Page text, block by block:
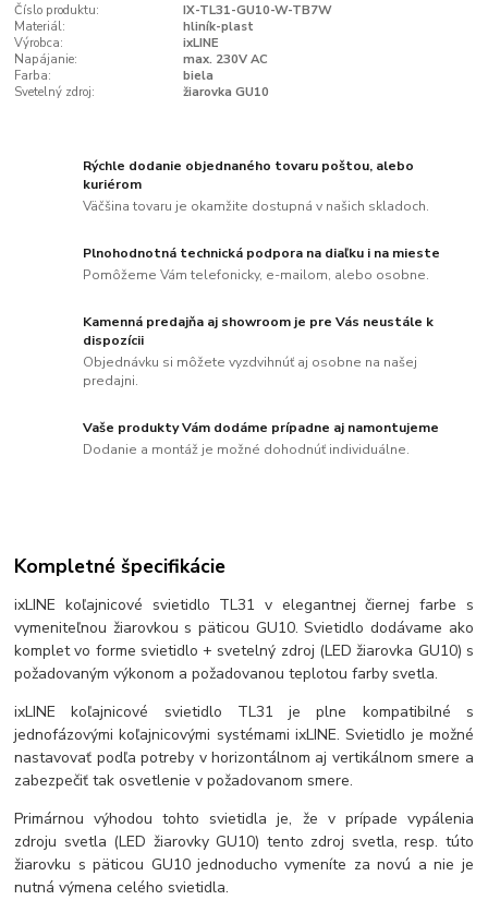
Číslo produktu:
IX-TL31-GU10-W-TB7W
Materiál:
hliník-plast
Výrobca:
ixLINE
Napájanie:
max. 230V AC
Farba:
biela
Svetelný zdroj:
žiarovka GU10
Rýchle dodanie objednaného tovaru poštou, alebo
kuriérom
Väčšina tovaru je okamžite dostupná v našich skladoch.
Plnohodnotná technická podpora na diaľku i na mieste
Pomôžeme Vám telefonicky, e-mailom, alebo osobne.
Kamenná predajňa aj showroom je pre Vás neustále k
dispozícii
Objednávku si môžete vyzdvihnúť aj osobne na našej
predajni.
Vaše produkty Vám dodáme prípadne aj namontujeme
Dodanie a montáž je možné dohodnúť individuálne.
Kompletné špecifikácie
ixLINE koľajnicové svietidlo TL31 v elegantnej čiernej farbe s
vymeniteľnou žiarovkou s päticou GU10. Svietidlo dodávame ako
komplet vo forme svietidlo + svetelný zdroj (LED žiarovka GU10) s
požadovaným výkonom a požadovanou teplotou farby svetla.
ixLINE koľajnicové svietidlo TL31 je plne kompatibilné s
jednofázovými koľajnicovými systémami ixLINE. Svietidlo je možné
nastavovať podľa potreby v horizontálnom aj vertikálnom smere a
zabezpečiť tak osvetlenie v požadovanom smere.
Primárnou výhodou tohto svietidla je, že v prípade vypálenia
zdroju svetla (LED žiarovky GU10) tento zdroj svetla, resp. túto
žiarovku s päticou GU10 jednoducho vymeníte za novú a nie je
nutná výmena celého svietidla.